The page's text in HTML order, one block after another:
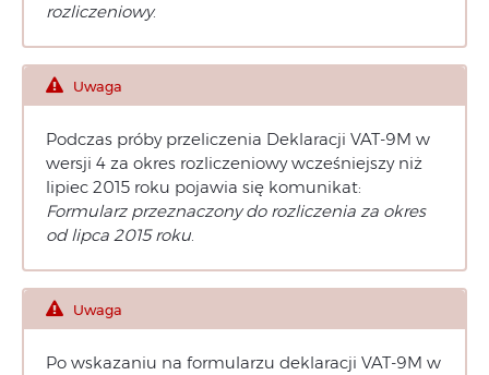
rozliczeniowy.
Uwaga
Podczas próby przeliczenia Deklaracji VAT-9M w
wersji 4 za okres rozliczeniowy wcześniejszy niż
lipiec 2015 roku pojawia się komunikat:
Formularz przeznaczony do rozliczenia za okres
od lipca 2015 roku.
Uwaga
Po wskazaniu na formularzu deklaracji VAT-9M w